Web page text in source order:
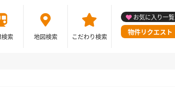
索 地図検索 こだわり検索
お気に入り一覧
物件リクエスト